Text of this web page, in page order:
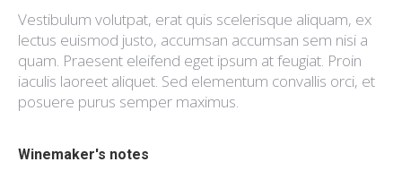
Vestibulum volutpat, erat quis scelerisque aliquam, ex
lectus euismod justo, accumsan accumsan sem nisi a
quam. Praesent eleifend eget ipsum at feugiat. Proin
iaculis laoreet aliquet. Sed elementum convallis orci, et
posuere purus semper maximus.
Winemaker's notes